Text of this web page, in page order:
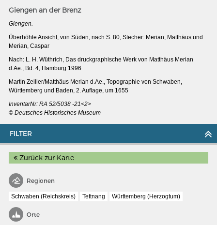
MERIANS DEUTSCHLAND 1642 - 1654
Interaktive Karte
Bildergalerie Topographia Germaniae
Impressum
FILTER
Zurück zur Karte
Regionen
Schwaben (Reichskreis) Tettnang Württemberg (Herzogtum)
Orte
Giengen an der Brenz
Giengen.
Überhöhte Ansicht, von Süden, nach S. 80, Stecher: Merian, Matthäus und
Merian, Caspar
Nach: L. H. Wüthrich, Das druckgraphische Werk von Matthäus Merian
d.Ae., Bd. 4, Hamburg 1996
Martin Zeiller/Matthäus Merian d.Ae., Topographie von Schwaben,
Württemberg und Baden, 2. Auflage, um 1655
InventarNr: RA 52/5038 -21<2>
© Deutsches Historisches Museum